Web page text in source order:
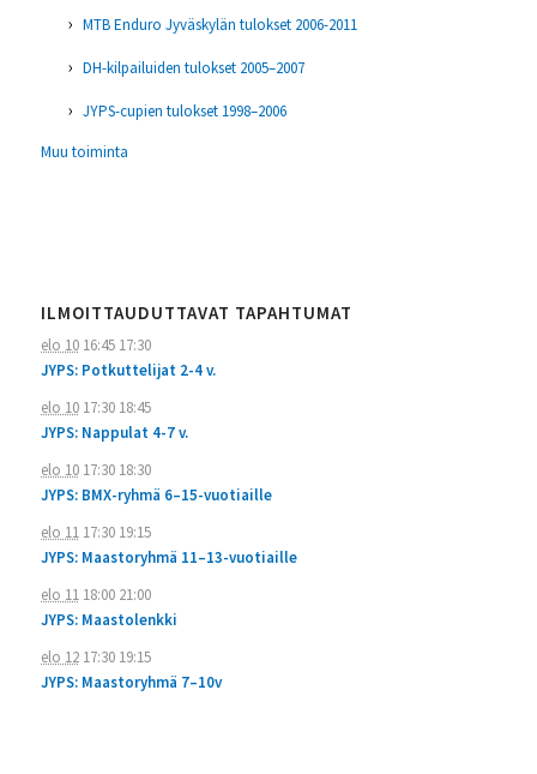
MTB Enduro Jyväskylän tulokset 2006-2011
DH-kilpailuiden tulokset 2005–2007
JYPS-cupien tulokset 1998–2006
Muu toiminta
ILMOITTAUDUTTAVAT TAPAHTUMAT
elo 1016:45 17:30
JYPS: Potkuttelijat 2-4 v.
elo 1017:30 18:45
JYPS: Nappulat 4-7 v.
elo 1017:30 18:30
JYPS: BMX-ryhmä 6–15-vuotiaille
elo 1117:30 19:15
JYPS: Maastoryhmä 11–13-vuotiaille
elo 1118:00 21:00
JYPS: Maastolenkki
elo 1217:30 19:15
JYPS: Maastoryhmä 7–10v